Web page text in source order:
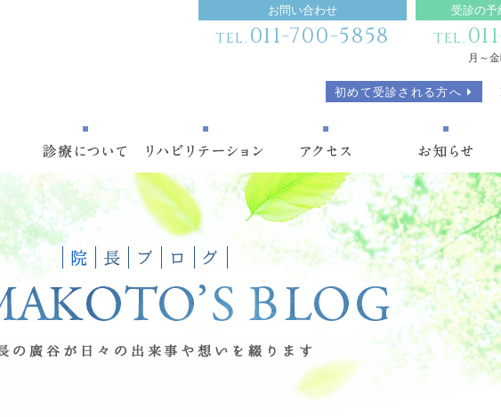
お問い合わせ
TEL. 011-700-5858
受診の予
TEL.
月～
初めて受診される方へ